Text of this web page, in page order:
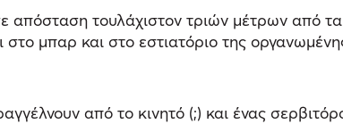
απόσταση τουλάχιστον τριών μέτρων από
στο μπαρ και στο εστιατόριο της
από το κινητό (;) και ένας